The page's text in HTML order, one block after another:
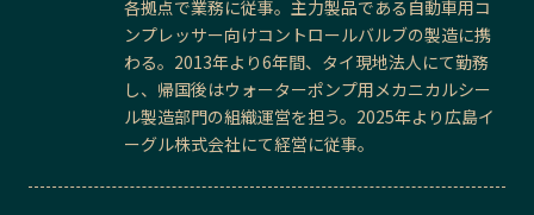
各拠点で業務に従事。主力製品である自動車用コ
ンプレッサー向けコントロールバルブの製造に携
わる。2013年より6年間、タイ現地法人にて勤務
し、帰国後はウォーターポンプ用メカニカルシー
ル製造部門の組織運営を担う。2025年より広島イ
ーグル株式会社にて経営に従事。